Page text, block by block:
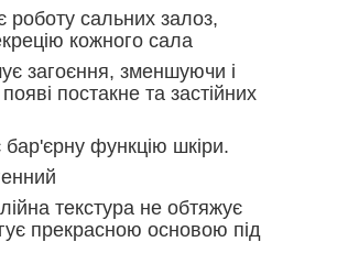
роботу сальних залоз,
кожного сала
загоєння, зменшуючи і
постакне та застійних
функцію шкіри.
текстура не обтяжує
прекрасною основою під